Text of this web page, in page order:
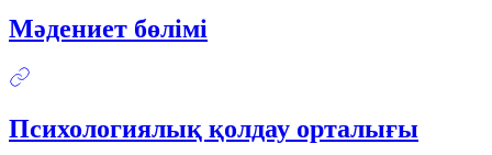
Мәдениет бөлімі
Психологиялық қолдау орталығы